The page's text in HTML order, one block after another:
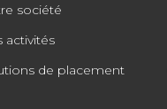
société
activités
de placement